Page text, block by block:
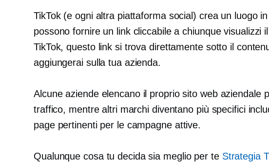
TikTok (e ogni altra piattaforma social) crea un luogo
possono fornire un link cliccabile a chiunque visualizzi
TikTok, questo link si trova direttamente sotto il
aggiungerai sulla tua azienda.
Alcune aziende elencano il proprio sito web aziendale
traffico, mentre altri marchi diventano più specifici
page pertinenti per le campagne attive.
Qualunque cosa tu decida sia meglio per te Strategia